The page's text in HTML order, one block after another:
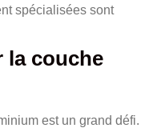
spécialisées sont
la couche
est un grand défi.